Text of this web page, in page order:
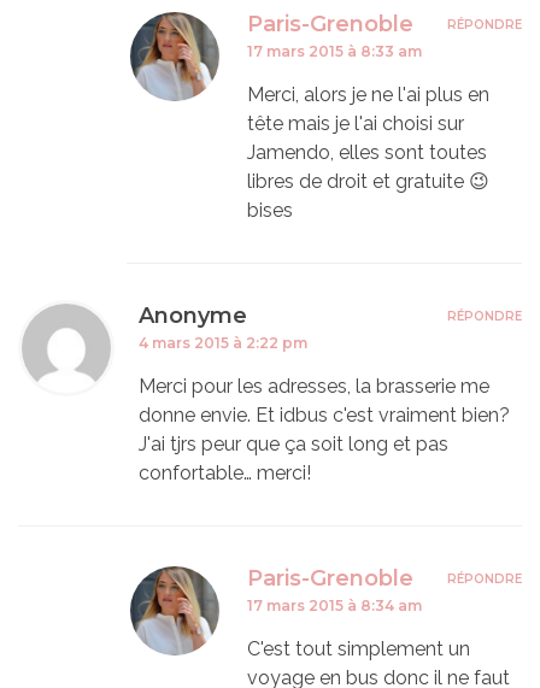
Paris-Grenoble
17 mars 2015 à 8:33 am
Merci, alors je ne l'ai plus en
tête mais je l'ai choisi sur
Jamendo, elles sont toutes
libres de droit et gratuite 😉
bises
RÉPONDRE
Anonyme
4 mars 2015 à 2:22 pm
Merci pour les adresses, la brasserie me
donne envie. Et idbus c'est vraiment bien?
J'ai tjrs peur que ça soit long et pas
confortable… merci!
RÉPONDRE
Paris-Grenoble
17 mars 2015 à 8:34 am
C'est tout simplement un
voyage en bus donc il ne faut
RÉPONDRE